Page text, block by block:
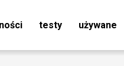
testy używane